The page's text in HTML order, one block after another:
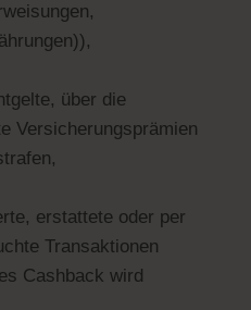
über die
Versicherungsprämien
erstattete oder per
Transaktionen
Cashback wird